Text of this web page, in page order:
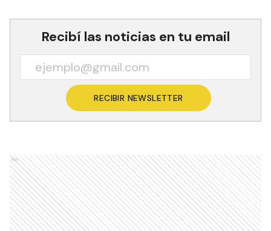
Recibí las noticias en tu email
RECIBIR NEWSLETTER
Ads